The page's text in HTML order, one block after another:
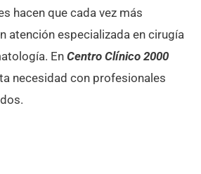
hacen que cada vez más
atención especializada en cirugía
En Centro Clínico 2000
necesidad con profesionales